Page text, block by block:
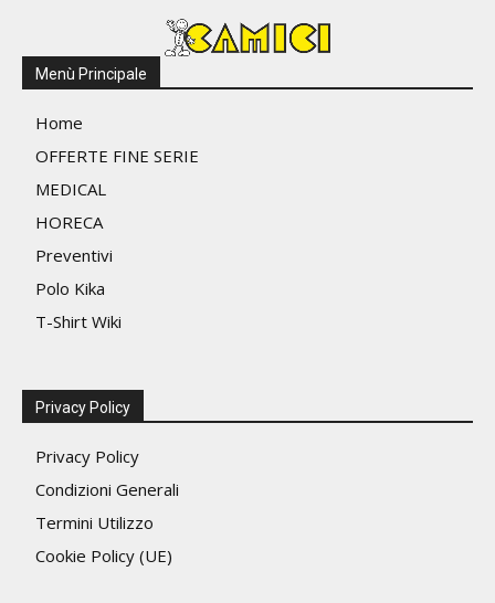
Menù Principale
Home
OFFERTE FINE SERIE
MEDICAL
HORECA
Preventivi
Polo Kika
T-Shirt Wiki
Privacy Policy
Privacy Policy
Condizioni Generali
Termini Utilizzo
Cookie Policy (UE)